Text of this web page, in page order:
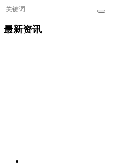
最新资讯